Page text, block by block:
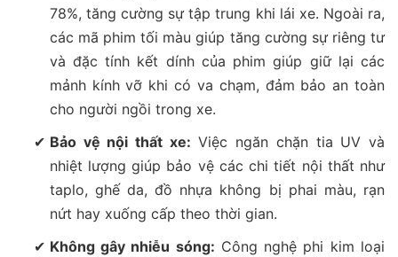
78%, tăng cường sự tập trung khi lái xe. Ngoài ra,
các mã phim tối màu giúp tăng cường sự riêng tư
và đặc tính kết dính của phim giúp giữ lại các
mảnh kính vỡ khi có va chạm, đảm bảo an toàn
cho người ngồi trong xe.
Bảo vệ nội thất xe: Việc ngăn chặn tia UV và
nhiệt lượng giúp bảo vệ các chi tiết nội thất như
taplo, ghế da, đồ nhựa không bị phai màu, rạn
nứt hay xuống cấp theo thời gian.
Không gây nhiễu sóng: Công nghệ phi kim loại